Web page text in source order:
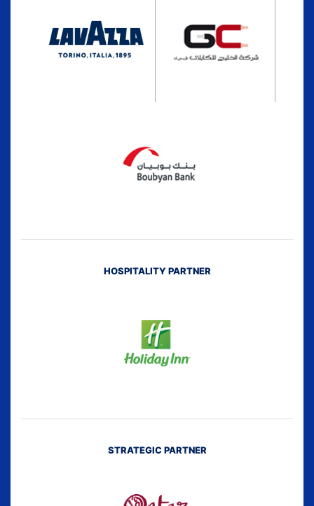
HOSPITALITY PARTNER
STRATEGIC PARTNER